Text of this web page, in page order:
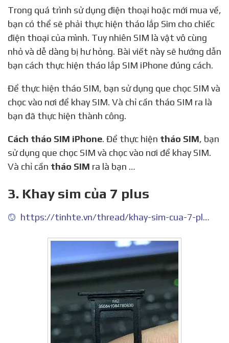
Trong quá trình sử dụng điện thoại hoặc mới mua về,
bạn có thể sẽ phải thực hiện tháo lắp Sim cho chiếc
điện thoại của mình. Tuy nhiên SIM là vật vô cùng
nhỏ và dễ dàng bị hư hỏng. Bài viết này sẽ hướng dẫn
bạn cách thực hiện tháo lắp SIM iPhone đúng cách.
Để thực hiện tháo SIM, bạn sử dụng que chọc SIM và
chọc vào nơi để khay SIM. Và chỉ cần tháo SIM ra là
bạn đã thực hiện thành công.
Cách tháo SIM iPhone. Để thực hiện tháo SIM, bạn
sử dụng que chọc SIM và chọc vào nơi để khay SIM.
Và chỉ cần tháo SIM ra là bạn …
3. Khay sim của 7 plus
https://tinhte.vn/thread/khay-sim-cua-7-plus.2892090/